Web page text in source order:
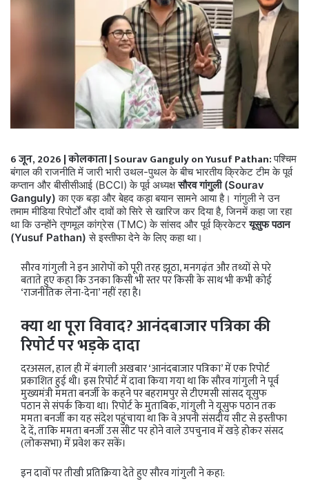
6 जून, 2026 | कोलकाता | Sourav Ganguly on Yusuf Pathan:पश्चिम
बंगाल की राजनीति में जारी भारी उथल-पुथल के बीच भारतीय क्रिकेट टीम के पूर्व
कप्तान और बीसीसीआई (BCCI) के पूर्व अध्यक्षसौरव गांगुली (Sourav
Ganguly) का एक बड़ा और बेहद कड़ा बयान सामने आया है। गांगुली ने उन
तमाम मीडिया रिपोर्टों और दावों को सिरे से खारिज कर दिया है, जिनमें कहा जा रहा
था कि उन्होंने तृणमूल कांग्रेस (TMC) के सांसद और पूर्व क्रिकेटरयूसुफ पठान
(Yusuf Pathan) से इस्तीफा देने के लिए कहा था।
सौरव गांगुली ने इन आरोपों को पूरी तरह झूठा, मनगढ़ंत और तथ्यों से परे
बताते हुए कहा कि उनका किसी भी स्तर पर किसी के साथ भी कभी कोई
‘राजनीतिक लेना-देना’ नहीं रहा है।
क्या था पूरा विवाद? आनंदबाजार पत्रिका की
रिपोर्ट पर भड़के दादा
दरअसल, हाल ही में बंगाली अखबार ‘आनंदबाजार पत्रिका’ में एक रिपोर्ट
प्रकाशित हुई थी। इस रिपोर्ट में दावा किया गया था कि सौरव गांगुली ने पूर्व
मुख्यमंत्री ममता बनर्जी के कहने पर बहरामपुर से टीएमसी सांसद यूसुफ
पठान से संपर्क किया था। रिपोर्ट के मुताबिक, गांगुली ने यूसुफ पठान तक
ममता बनर्जी का यह संदेश पहुंचाया था कि वे अपनी संसदीय सीट से इस्तीफा
दे दें, ताकि ममता बनर्जी उस सीट पर होने वाले उपचुनाव में खड़े होकर संसद
(लोकसभा) में प्रवेश कर सकें।
इन दावों पर तीखी प्रतिक्रिया देते हुए सौरव गांगुली ने कहा: